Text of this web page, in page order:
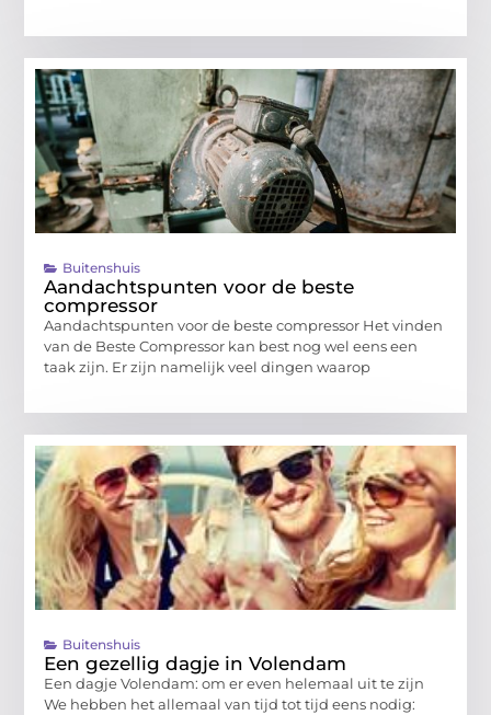
Buitenshuis
Aandachtspunten voor de beste
compressor
Aandachtspunten voor de beste compressor Het vinden
van de Beste Compressor kan best nog wel eens een
taak zijn. Er zijn namelijk veel dingen waarop
Buitenshuis
Een gezellig dagje in Volendam
Een dagje Volendam: om er even helemaal uit te zijn
We hebben het allemaal van tijd tot tijd eens nodig: